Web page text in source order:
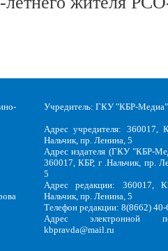
Учредитель: ГКУ "КБР-Медиа"
Адрес учредителя: 360017,
Нальчик, пр. Ленина, 5
Адрес издателя (ГКУ "КБР-
360017, КБР, г .Нальчик, пр.
5
Адрес редакции: 360017,
Нальчик, пр. Ленина, 5
Телефон редакции: 8(8662)
Адрес электронной
kbpravda@mail.ru